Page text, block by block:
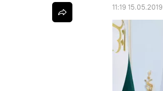
11:19 15.05.2019